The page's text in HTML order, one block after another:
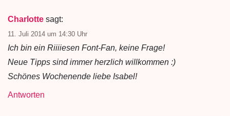
Charlotte sagt:
11. Juli 2014 um 14:30 Uhr
Ich bin ein Riiiiesen Font-Fan, keine Frage!
Neue Tipps sind immer herzlich willkommen :)
Schönes Wochenende liebe Isabel!
Antworten